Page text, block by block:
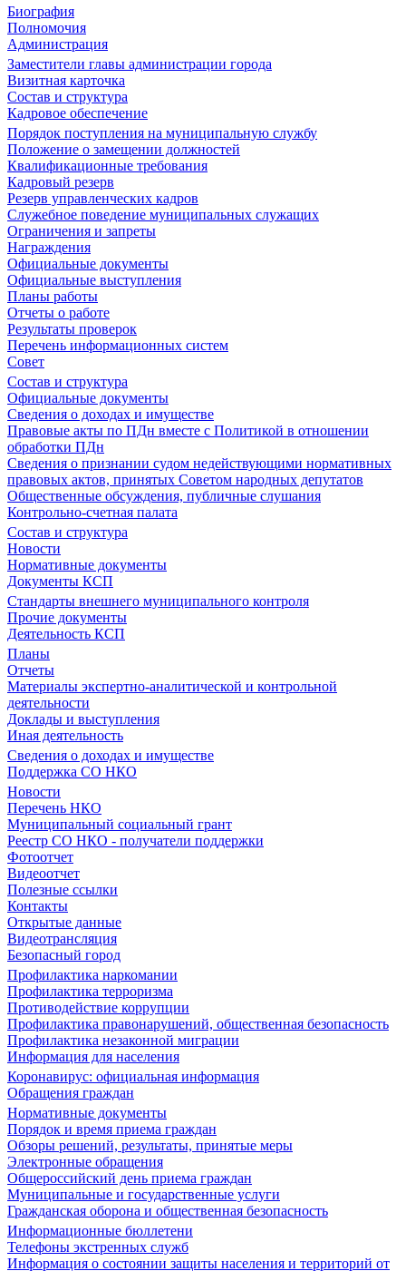
Биография
Полномочия
Администрация
Заместители главы администрации города
Визитная карточка
Состав и структура
Кадровое обеспечение
Порядок поступления на муниципальную службу
Положение о замещении должностей
Квалификационные требования
Кадровый резерв
Резерв управленческих кадров
Служебное поведение муниципальных служащих
Ограничения и запреты
Награждения
Официальные документы
Официальные выступления
Планы работы
Отчеты о работе
Результаты проверок
Перечень информационных систем
Совет
Состав и структура
Официальные документы
Сведения о доходах и имуществе
Правовые акты по ПДн вместе с Политикой в отношении
обработки ПДн
Сведения о признании судом недействующими нормативных
правовых актов, принятых Советом народных депутатов
Общественные обсуждения, публичные слушания
Контрольно-счетная палата
Состав и структура
Новости
Нормативные документы
Документы КСП
Стандарты внешнего муниципального контроля
Прочие документы
Деятельность КСП
Планы
Отчеты
Материалы экспертно-аналитической и контрольной
деятельности
Доклады и выступления
Иная деятельность
Сведения о доходах и имуществе
Поддержка СО НКО
Новости
Перечень НКО
Муниципальный социальный грант
Реестр СО НКО - получатели поддержки
Фотоотчет
Видеоотчет
Полезные ссылки
Контакты
Открытые данные
Видеотрансляция
Безопасный город
Профилактика наркомании
Профилактика терроризма
Противодействие коррупции
Профилактика правонарушений, общественная безопасность
Профилактика незаконной миграции
Информация для населения
Коронавирус: официальная информация
Обращения граждан
Нормативные документы
Порядок и время приема граждан
Обзоры решений, результаты, принятые меры
Электронные обращения
Общероссийский день приема граждан
Муниципальные и государственные услуги
Гражданская оборона и общественная безопасность
Информационные бюллетени
Телефоны экстренных служб
Информация о состоянии защиты населения и территорий от